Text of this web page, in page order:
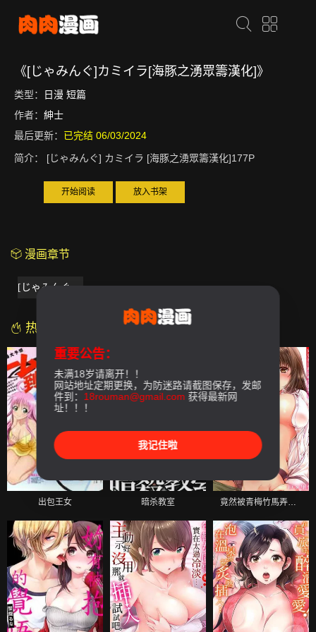
《[じゃみんぐ]カミイラ[海豚之湧眾籌漢化]》
类型： 日漫 短篇
作者： 紳士
最后更新： 已完结 06/03/2024
简介：
[じゃみんぐ] カミイラ [海豚之湧眾籌漢化]177P
开始阅读 放入书架
漫画章节
热门漫画
出包王女 暗杀教室 竟然被青梅竹馬弄到高潮
重要公告：
未满18岁请离开！！
网站地址定期更换，为防迷路请截图保存，发邮
件到： 18rouman@gmail.com 获得最新网
址！！！
我记住啦